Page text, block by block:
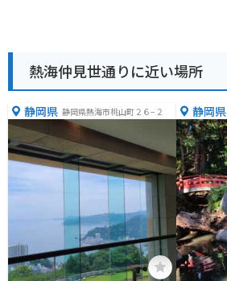
熱海仲見世通りに近い場所
静岡県 静岡県熱海市桃山町２６−２ 静岡県